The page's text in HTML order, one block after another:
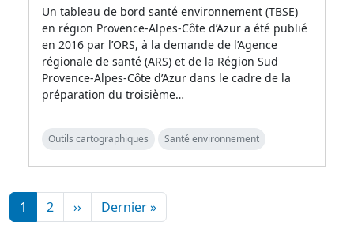
Un tableau de bord santé environnement (TBSE)
en région Provence-Alpes-Côte d’Azur a été publié
en 2016 par l’ORS, à la demande de l’Agence
régionale de santé (ARS) et de la Région Sud
Provence-Alpes-Côte d’Azur dans le cadre de la
préparation du troisième…
Outils cartographiques Santé environnement
Pagination
1 2 ››Page suivante
Dernier »Dernière page